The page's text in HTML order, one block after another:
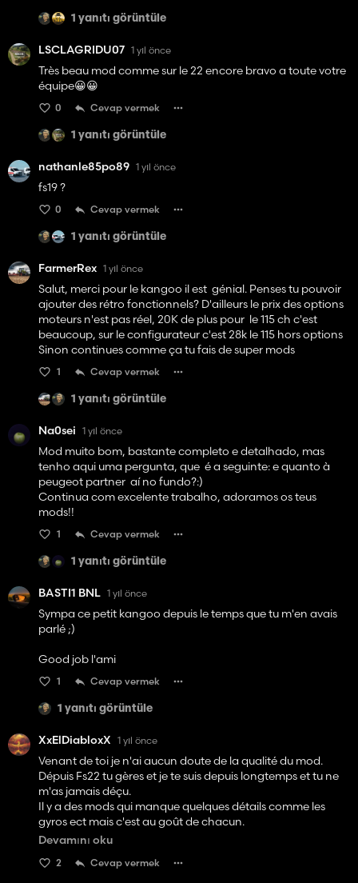
1 yanıtı görüntüle
LSCLAGRIDU07 1 yıl önce
Très beau mod comme sur le 22 encore bravo a toute votre
équipe😀😀
0 Cevap vermek
1 yanıtı görüntüle
nathanle85po89 1 yıl önce
fs19 ?
0 Cevap vermek
1 yanıtı görüntüle
FarmerRex 1 yıl önce
Salut, merci pour le kangoo il est génial. Penses tu pouvoir
ajouter des rétro fonctionnels? D'ailleurs le prix des options
moteurs n'est pas réel, 20K de plus pour le 115 ch c'est
beaucoup, sur le configurateur c'est 28k le 115 hors options
Sinon continues comme ça tu fais de super mods
1 Cevap vermek
1 yanıtı görüntüle
Na0sei 1 yıl önce
Mod muito bom, bastante completo e detalhado, mas
tenho aqui uma pergunta, que é a seguinte: e quanto à
peugeot partner aí no fundo?:)
Continua com excelente trabalho, adoramos os teus
mods!!
1 Cevap vermek
1 yanıtı görüntüle
BASTI1 BNL 1 yıl önce
Sympa ce petit kangoo depuis le temps que tu m'en avais
parlé ;)
Good job l'ami
1 Cevap vermek
1 yanıtı görüntüle
XxElDiabloxX 1 yıl önce
Venant de toi je n'ai aucun doute de la qualité du mod.
Dépuis Fs22 tu gères et je te suis depuis longtemps et tu ne
m'as jamais déçu.
Il y a des mods qui manque quelques détails comme les
gyros ect mais c'est au goût de chacun.
Continue comme sa tu gères vraiment et c'est grâce des
Devamını oku
2 Cevap vermek